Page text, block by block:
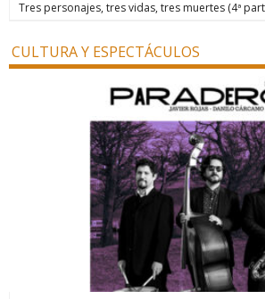
Tres personajes, tres vidas, tres muertes (4ª
CULTURA Y ESPECTÁCULOS